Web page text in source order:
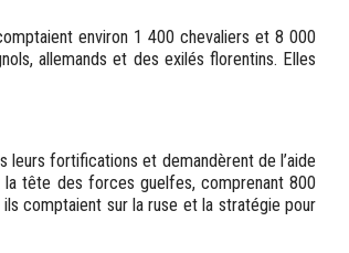
environ 1 400 chevaliers et 8 000
allemands et des exilés florentins. Elles
leurs fortifications et demandèrent de l’aide
la tête des forces guelfes, comprenant 800
comptaient sur la ruse et la stratégie pour